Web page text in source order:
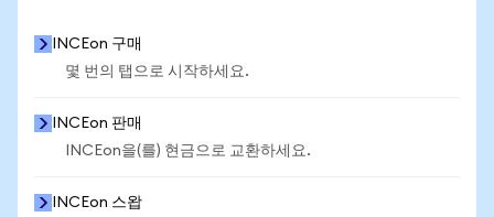
INCEon 구매
몇 번의 탭으로 시작하세요.
INCEon 판매
INCEon을(를) 현금으로 교환하세요.
INCEon 스왑